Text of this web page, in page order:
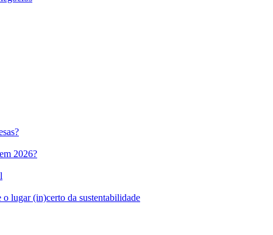
2026?
lugar (in)certo da sustentabilidade